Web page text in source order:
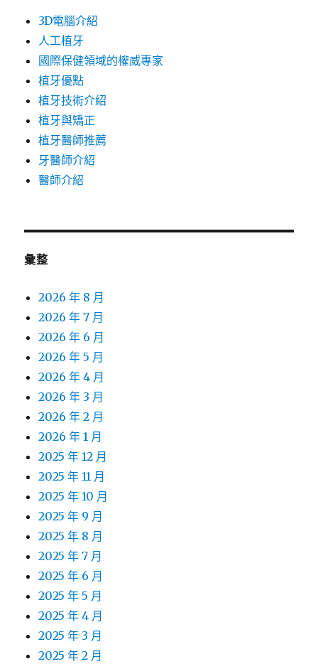
3D電腦介紹
人工植牙
國際保健領域的權威專家
植牙優點
植牙技術介紹
植牙與矯正
植牙醫師推薦
牙醫師介紹
醫師介紹
彙整
2026 年 8 月
2026 年 7 月
2026 年 6 月
2026 年 5 月
2026 年 4 月
2026 年 3 月
2026 年 2 月
2026 年 1 月
2025 年 12 月
2025 年 11 月
2025 年 10 月
2025 年 9 月
2025 年 8 月
2025 年 7 月
2025 年 6 月
2025 年 5 月
2025 年 4 月
2025 年 3 月
2025 年 2 月